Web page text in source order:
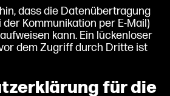
dass die Datenübertragung
der Kommunikation per E-Mail)
kann. Ein lückenloser
dem Zugriff durch Dritte ist
für die